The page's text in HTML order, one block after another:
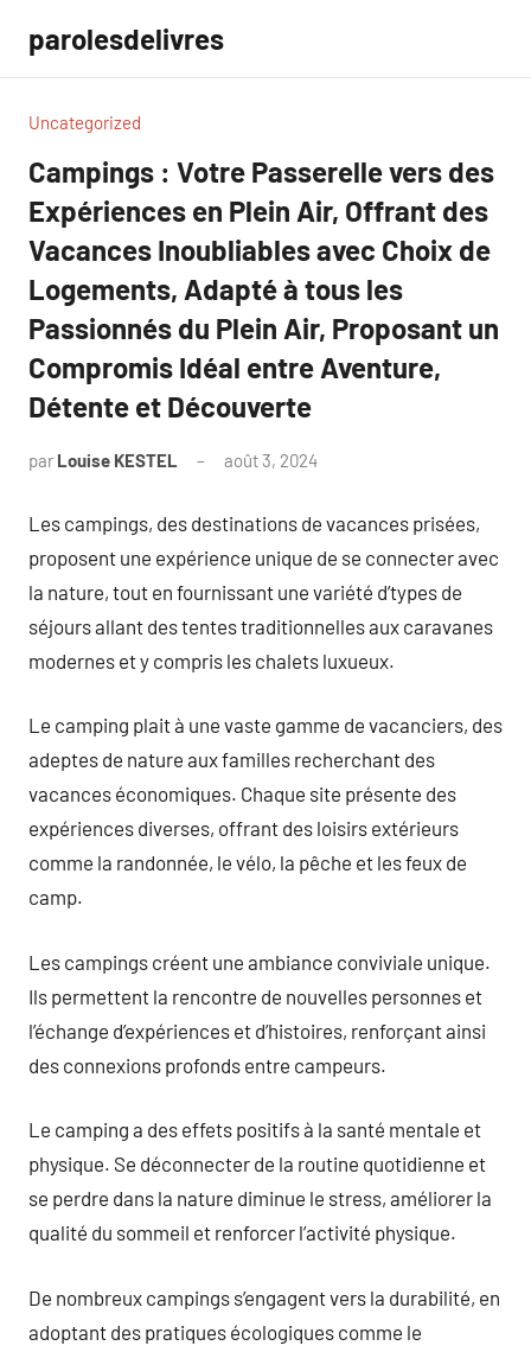
contenu
parolesdelivres
Uncategorized
Campings : Votre Passerelle vers des
Expériences en Plein Air, Offrant des
Vacances Inoubliables avec Choix de
Logements, Adapté à tous les
Passionnés du Plein Air, Proposant un
Compromis Idéal entre Aventure,
Détente et Découverte
par Louise KESTEL août 3, 2024
Les campings, des destinations de vacances prisées,
proposent une expérience unique de se connecter avec
la nature, tout en fournissant une variété d’types de
séjours allant des tentes traditionnelles aux caravanes
modernes et y compris les chalets luxueux.
Le camping plait à une vaste gamme de vacanciers, des
adeptes de nature aux familles recherchant des
vacances économiques. Chaque site présente des
expériences diverses, offrant des loisirs extérieurs
comme la randonnée, le vélo, la pêche et les feux de
camp.
Les campings créent une ambiance conviviale unique.
Ils permettent la rencontre de nouvelles personnes et
l’échange d’expériences et d’histoires, renforçant ainsi
des connexions profonds entre campeurs.
Le camping a des effets positifs à la santé mentale et
physique. Se déconnecter de la routine quotidienne et
se perdre dans la nature diminue le stress, améliorer la
qualité du sommeil et renforcer l’activité physique.
De nombreux campings s’engagent vers la durabilité, en
adoptant des pratiques écologiques comme le